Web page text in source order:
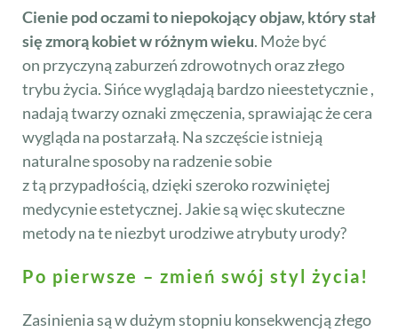
Cienie pod oczami to niepokojący objaw, który stał
się zmorą kobiet w różnym wieku. Może być
on przyczyną zaburzeń zdrowotnych oraz złego
trybu życia. Sińce wyglądają bardzo nieestetycznie ,
nadają twarzy oznaki zmęczenia, sprawiając że cera
wygląda na postarzałą. Na szczęście istnieją
naturalne sposoby na radzenie sobie
z tą przypadłością, dzięki szeroko rozwiniętej
medycynie estetycznej. Jakie są więc skuteczne
metody na te niezbyt urodziwe atrybuty urody?
Po pierwsze – zmień swój styl życia!
Zasinienia są w dużym stopniu konsekwencją złego